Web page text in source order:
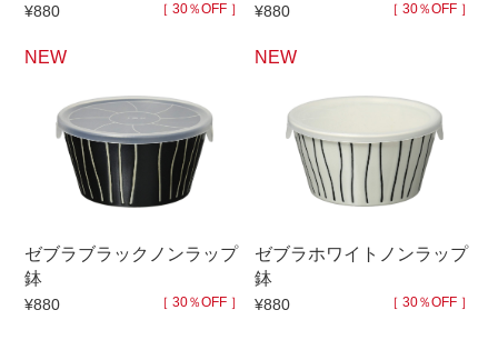
ブランド・窯名・作家名
カラー
機能性
¥880 ［ 30％OFF ］ ¥880 ［ 30％OFF ］
NEW
ゼブラブラックノンラップ
鉢
¥880 ［ 30％OFF ］
NEW
ゼブラホワイトノンラップ
鉢
¥880 ［ 30％OFF ］